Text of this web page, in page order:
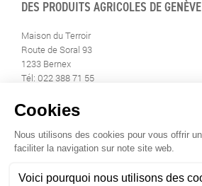
DES PRODUITS AGRICOLES DE GENÈVE
Maison du Terroir
Route de Soral 93
1233 Bernex
Tél: 022 388 71 55
info@geneveterroir.ge.ch
RESTEZ AU CONTACT DE
TOUTE L’ACTUALITÉ DU TERROIR